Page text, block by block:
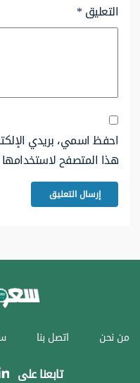
التعليق*
احفظ اسمي، بريدي
هذا المتصفح
من نحن اتصل بنا
تابعنا على